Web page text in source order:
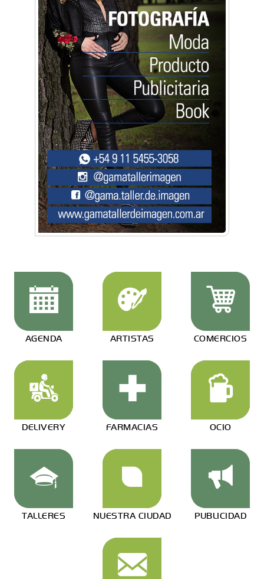
Mariana Croce: "Hoy las empresas necesitan
un asesoramiento integral para crecer con
seguridad"
Música, teatro, yoga, danza y mucho más:
Conocé todos los talleres para aprender y
disfrutar en la Zona Oeste
AGENDA ARTISTAS COMERCIOS
DELIVERY FARMACIAS OCIO
TALLERES NUESTRA CIUDAD PUBLICIDAD